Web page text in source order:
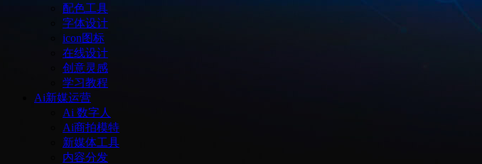
配色工具
字体设计
icon图标
在线设计
创意灵感
学习教程
Ai新媒运营
Ai 数字人
Ai商拍模特
新媒体工具
内容分发